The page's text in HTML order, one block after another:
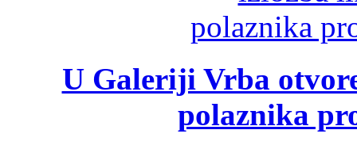
U Galeriji Vrba
polaznika